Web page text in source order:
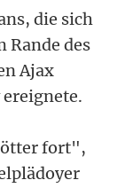
die sich
Rande des
Ajax
fort",